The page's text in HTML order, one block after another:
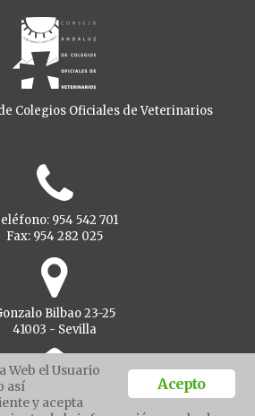
Colegios Oficiales de Veterinarios
954 542 701
Fax: 954 282 025
Bilbao 23-25
41003 - Sevilla
Ventanilla unica
Acepto
Web el Usuario
así
y acepta